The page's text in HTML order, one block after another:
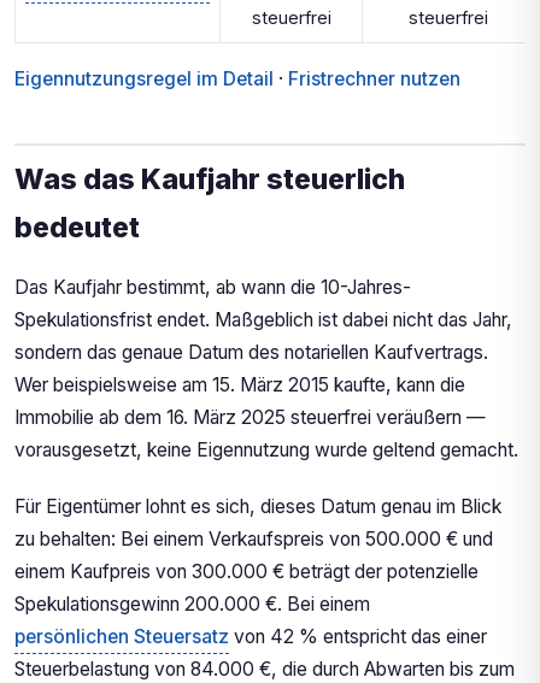
steuerfrei
steuerfrei
Eigennutzungsregel im Detail · Fristrechner nutzen
Was das Kaufjahr steuerlich
bedeutet
Das Kaufjahr bestimmt, ab wann die 10-Jahres-
Spekulationsfrist endet. Maßgeblich ist dabei nicht das Jahr,
sondern das genaue Datum des notariellen Kaufvertrags.
Wer beispielsweise am 15. März 2015 kaufte, kann die
Immobilie ab dem 16. März 2025 steuerfrei veräußern —
vorausgesetzt, keine Eigennutzung wurde geltend gemacht.
Für Eigentümer lohnt es sich, dieses Datum genau im Blick
zu behalten: Bei einem Verkaufspreis von 500.000 € und
einem Kaufpreis von 300.000 € beträgt der potenzielle
Spekulationsgewinn 200.000 €. Bei einem
persönlichen Steuersatz von 42 % entspricht das einer
Steuerbelastung von 84.000 €, die durch Abwarten bis zum